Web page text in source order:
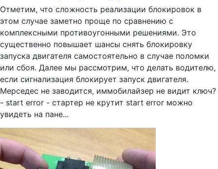
Отметим, что сложность реализации блокировок в
этом случае заметно проще по сравнению с
комплексными противоугонными решениями. Это
существенно повышает шансы снять блокировку
запуска двигателя самостоятельно в случае поломки
или сбоя. Далее мы рассмотрим, что делать водителю,
если сигнализация блокирует запуск двигателя.
Мерседес не заводится, иммобилайзер не видит ключ?
- start error - стартер не крутит start error можно
увидеть на пане...